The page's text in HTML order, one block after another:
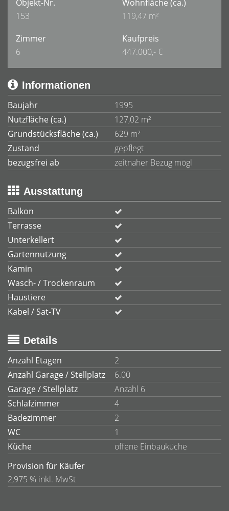
Objekt-Nr.
153
Wohnfläche (ca.)
119,47 m²
Zimmer
6
Kaufpreis
447.000,- €
Informationen
Baujahr
1995
Nutzfläche (ca.)
127,02 m²
Grundstücksfläche (ca.)
629 m²
Zustand
gepflegt
bezugsfrei ab
zeitnaher Bezug mögl
Ausstattung
Balkon
Terrasse
Unterkellert
Gartennutzung
Kamin
Wasch- / Trockenraum
Haustiere
Kabel / Sat-TV
Details
Anzahl Etagen
2
Anzahl Garage / Stellplatz
6.00
Garage / Stellplatz
Anzahl 6
Schlafzimmer
4
Badezimmer
2
WC
1
Küche
offene Einbauküche
Provision für Käufer
2,975 % inkl. MwSt